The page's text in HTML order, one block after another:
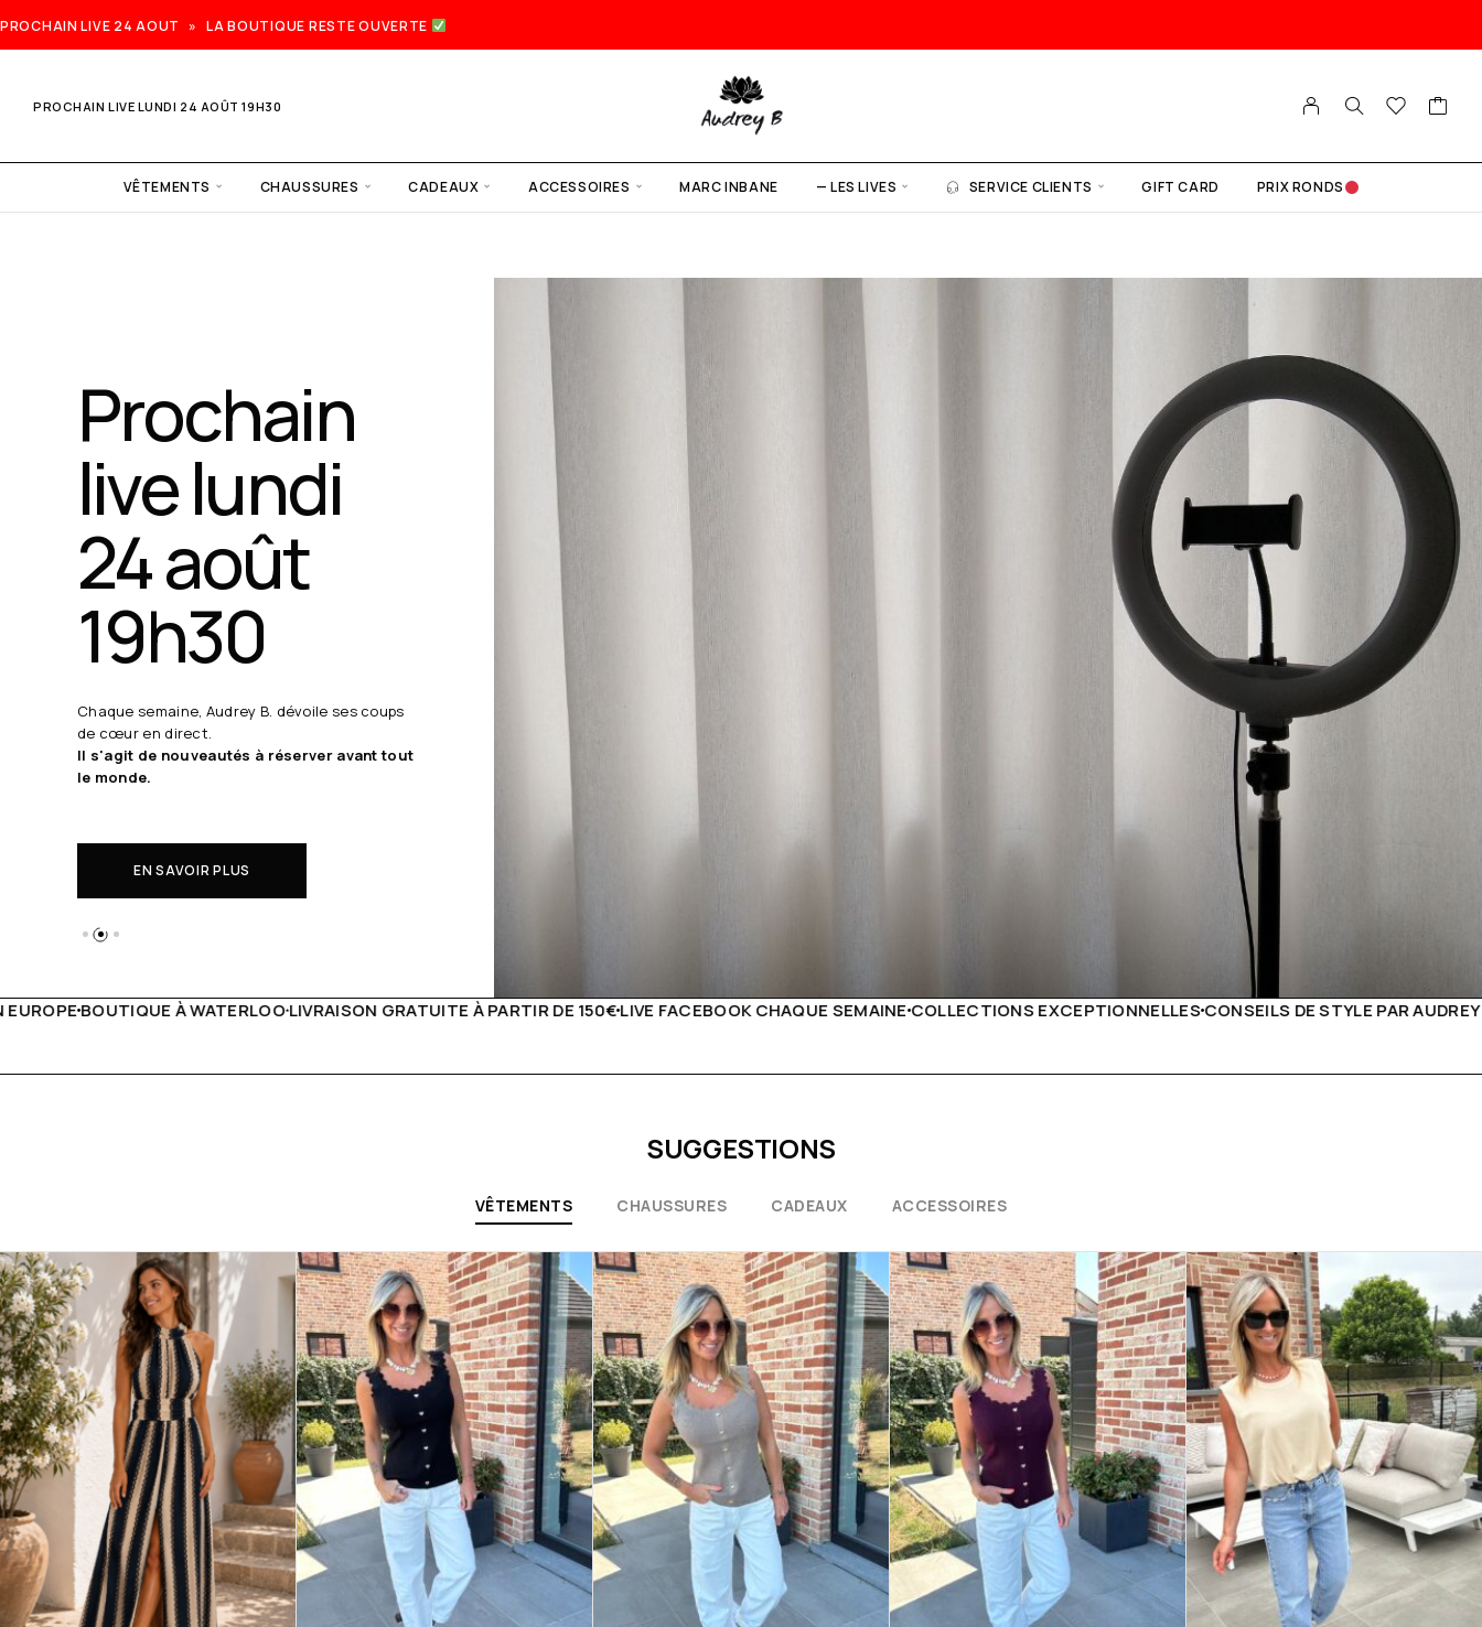
PROCHAIN LIVE 24 AOUT » LA BOUTIQUE RESTE OUVERTE
PROCHAIN LIVE LUNDI 24 AOÛT 19H30
VÊTEMENTS CHAUSSURES CADEAUX ACCESSOIRES MARC INBANE — LES LIVES SERVICE CLIENTS GIFT CARD PRIX RONDS
Prochain
live lundi
24 août
19h30
Chaque semaine, Audrey B. dévoile ses coups
de cœur en direct.
Il s'agit de nouveautés à réserver avant tout
le monde.
EN SAVOIR PLUS
GRATUITE À PARTIR DE 150€LIVE FACEBOOK CHAQUE SEMAINECOLLECTIONS EXCEPTIONNELLESCONSEILS DE STYLE PAR AUDREY B LIVRAISON PARTOUT EN
SUGGESTIONS
VÊTEMENTS CHAUSSURES CADEAUX ACCESSOIRES